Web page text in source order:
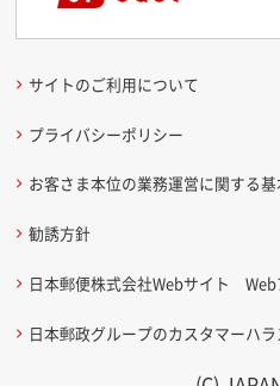
サイトのご利用について
プライバシーポリシー
お客さま本位の業務運営に関する
勧誘方針
日本郵便株式会社Webサイト
日本郵政グループのカスタマーハ